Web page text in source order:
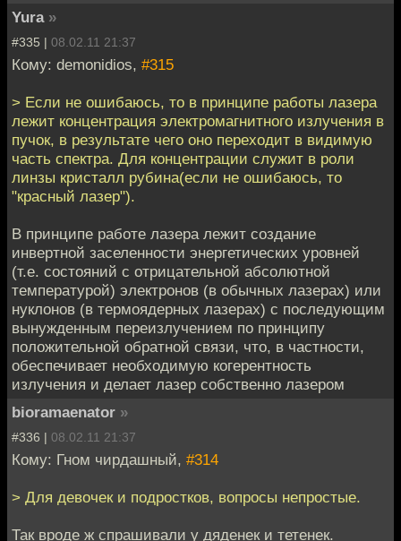
Yura »
#335 | 08.02.11 21:37
Кому: demonidios, #315
> Если не ошибаюсь, то в принципе работы лазера
лежит концентрация электромагнитного излучения в
пучок, в результате чего оно переходит в видимую
часть спектра. Для концентрации служит в роли
линзы кристалл рубина(если не ошибаюсь, то
"красный лазер").
В принципе работе лазера лежит создание
инвертной заселенности энергетических уровней
(т.е. состояний с отрицательной абсолютной
температурой) электронов (в обычных лазерах) или
нуклонов (в термоядерных лазерах) с последующим
вынужденным переизлучением по принципу
положительной обратной связи, что, в частности,
обеспечивает необходимую когерентность
излучения и делает лазер собственно лазером
bioramaenator »
#336 | 08.02.11 21:37
Кому: Гном чирдашный, #314
> Для девочек и подростков, вопросы непростые.
Так вроде ж спрашивали у дяденек и тетенек.